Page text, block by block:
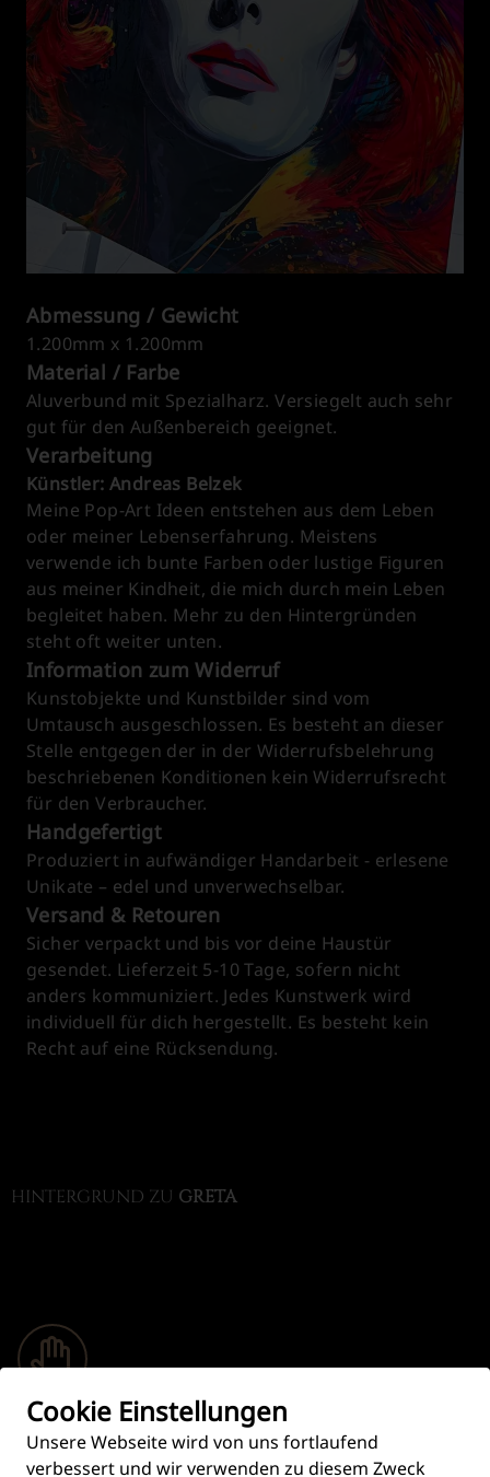
Abmessung / Gewicht
1.200mm x 1.200mm
Material / Farbe
Aluverbund mit Spezialharz. Versiegelt auch sehr
gut für den Außenbereich geeignet.
Verarbeitung
Künstler: Andreas Belzek
Meine Pop-Art Ideen entstehen aus dem Leben
oder meiner Lebenserfahrung. Meistens
verwende ich bunte Farben oder lustige Figuren
aus meiner Kindheit, die mich durch mein Leben
begleitet haben. Mehr zu den Hintergründen
steht oft weiter unten.
Information zum Widerruf
Kunstobjekte und Kunstbilder sind vom
Umtausch ausgeschlossen. Es besteht an dieser
Stelle entgegen der in der Widerrufsbelehrung
beschriebenen Konditionen kein Widerrufsrecht
für den Verbraucher.
Handgefertigt
Produziert in aufwändiger Handarbeit - erlesene
Unikate – edel und unverwechselbar.
Versand & Retouren
Sicher verpackt und bis vor deine Haustür
gesendet. Lieferzeit 5-10 Tage, sofern nicht
anders kommuniziert. Jedes Kunstwerk wird
individuell für dich hergestellt. Es besteht kein
Recht auf eine Rücksendung.
HINTERGRUND ZU GRETA
Handgefertigt
Produziert in aufwändiger Handarbeit.
Cookie Einstellungen
Unsere Webseite wird von uns fortlaufend
verbessert und wir verwenden zu diesem Zweck